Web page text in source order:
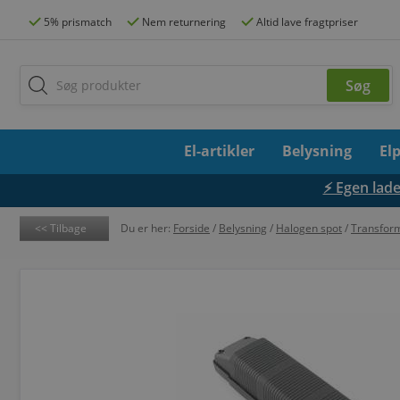
5% prismatch Nem returnering Altid lave fragtpriser
El-artikler Belysning
⚡ Egen
Tilbage Du er her: Forside / Belysning / Halogen spot/